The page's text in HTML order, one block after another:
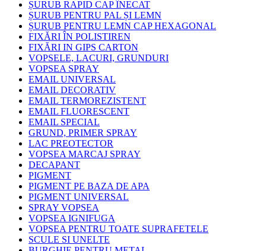
ȘURUB RAPID CAP ÎNECAT
ȘURUB PENTRU PAL ȘI LEMN
ȘURUB PENTRU LEMN CAP HEXAGONAL
FIXĂRI ÎN POLISTIREN
FIXĂRI IN GIPS CARTON
VOPSELE, LACURI, GRUNDURI
VOPSEA SPRAY
EMAIL UNIVERSAL
EMAIL DECORATIV
EMAIL TERMOREZISTENT
EMAIL FLUORESCENT
EMAIL SPECIAL
GRUND, PRIMER SPRAY
LAC PREOTECTOR
VOPSEA MARCAJ SPRAY
DECAPANT
PIGMENT
PIGMENT PE BAZA DE APA
PIGMENT UNIVERSAL
SPRAY VOPSEA
VOPSEA IGNIFUGA
VOPSEA PENTRU TOATE SUPRAFETELE
SCULE SI UNELTE